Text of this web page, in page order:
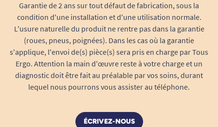
Garantie de 2 ans sur tout défaut de fabrication, sous la
condition d'une installation et d'une utilisation normale.
L'usure naturelle du produit ne rentre pas dans la garantie
(roues, pneus, poignées). Dans les cas où la garantie
s'applique, l'envoi de(s) pièce(s) sera pris en charge par Tous
Ergo. Attention la main d'œuvre reste à votre charge et un
diagnostic doit être fait au préalable par vos soins, durant
lequel nous pourrons vous assister au téléphone.
ÉCRIVEZ-NOUS